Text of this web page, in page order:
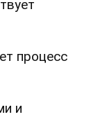
процесс
и